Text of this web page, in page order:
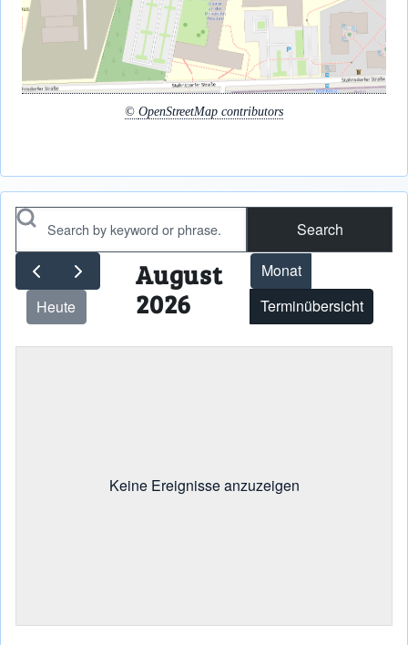
© OpenStreetMap contributors
Search
Heute
August
2026
Monat
Terminübersicht
Keine Ereignisse anzuzeigen